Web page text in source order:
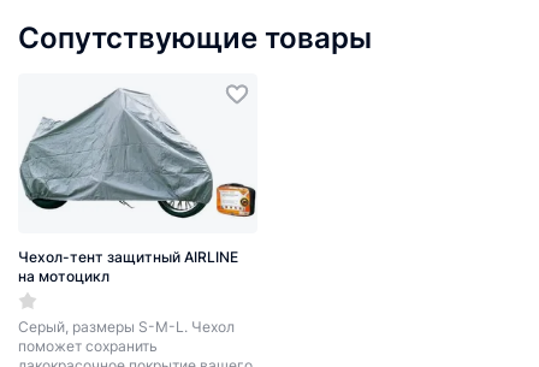
Сопутствующие товары
Чехол-тент защитный AIRLINE
на мотоцикл
Серый, размеры S-M-L. Чехол
поможет сохранить